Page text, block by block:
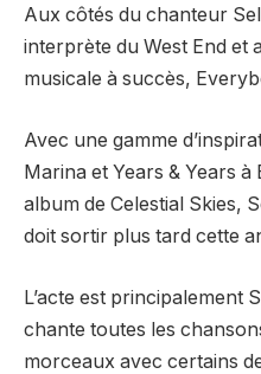
Aux côtés du chanteur
interprète du West End et
musicale à succès,
Avec une gamme
Marina et Years & Years
album de Celestial Skies,
doit sortir plus tard cette
L’acte est principalement
chante toutes les
morceaux avec certains